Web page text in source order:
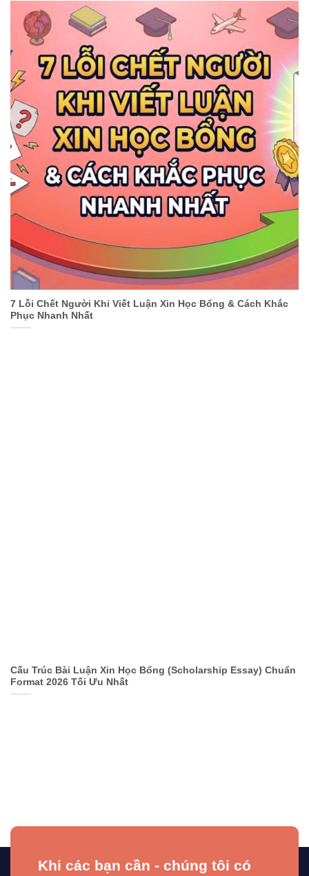
7 Lỗi Chết Người Khi Viết Luận Xin Học Bổng & Cách Khắc
Phục Nhanh Nhất
Cấu Trúc Bài Luận Xin Học Bổng (Scholarship Essay) Chuẩn
Format 2026 Tối Ưu Nhất
Khi các bạn cần - chúng tôi có